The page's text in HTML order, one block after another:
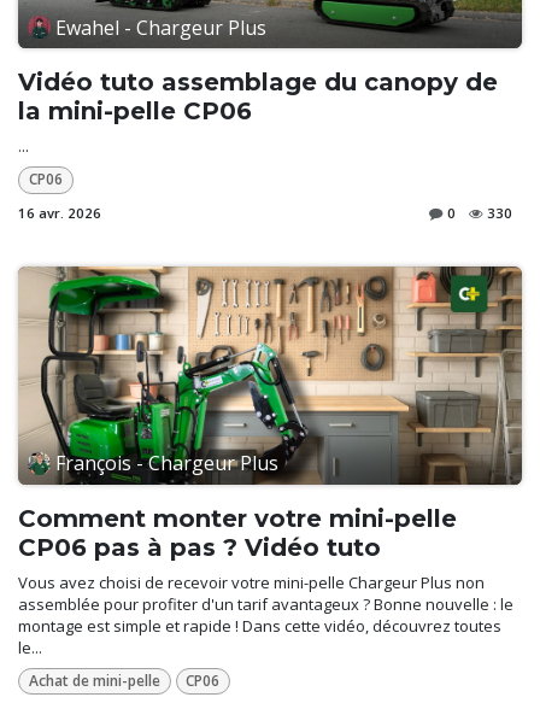
Ewahel - Chargeur Plus
Vidéo tuto assemblage du canopy de
la mini-pelle CP06
...
CP06
16 avr. 2026 0 330
François - Chargeur Plus
Comment monter votre mini-pelle
CP06 pas à pas ? Vidéo tuto
Vous avez choisi de recevoir votre mini-pelle Chargeur Plus non
assemblée pour profiter d'un tarif avantageux ? Bonne nouvelle : le
montage est simple et rapide ! Dans cette vidéo, découvrez toutes
le...
Achat de mini-pelle CP06